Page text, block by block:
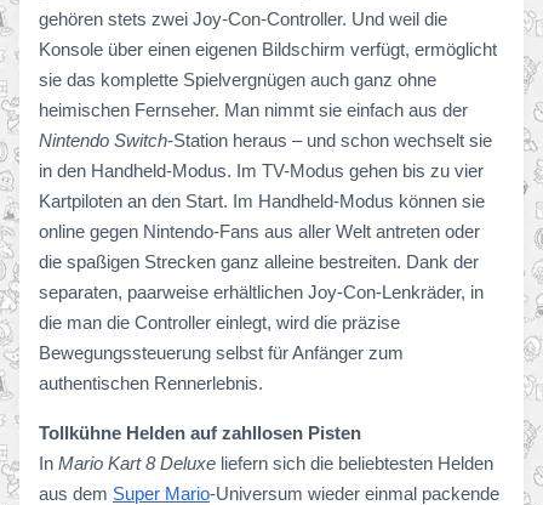
gehören stets zwei Joy-Con-Controller. Und weil die
Konsole über einen eigenen Bildschirm verfügt, ermöglicht
sie das komplette Spielvergnügen auch ganz ohne
heimischen Fernseher. Man nimmt sie einfach aus der
Nintendo Switch-Station heraus – und schon wechselt sie
in den Handheld-Modus. Im TV-Modus gehen bis zu vier
Kartpiloten an den Start. Im Handheld-Modus können sie
online gegen Nintendo-Fans aus aller Welt antreten oder
die spaßigen Strecken ganz alleine bestreiten. Dank der
separaten, paarweise erhältlichen Joy-Con-Lenkräder, in
die man die Controller einlegt, wird die präzise
Bewegungssteuerung selbst für Anfänger zum
authentischen Rennerlebnis.
Tollkühne Helden auf zahllosen Pisten
In Mario Kart 8 Deluxe liefern sich die beliebtesten Helden
aus dem Super Mario-Universum wieder einmal packende